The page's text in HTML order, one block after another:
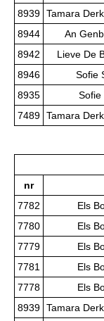
8939 Tamara
8944
An
8942
Lieve De
8946
Sofie
8935
Sofie
7489 Tamara
nr
7782
Els
7780
Els
7779
Els
7781
Els
7778
Els
8939 Tamara